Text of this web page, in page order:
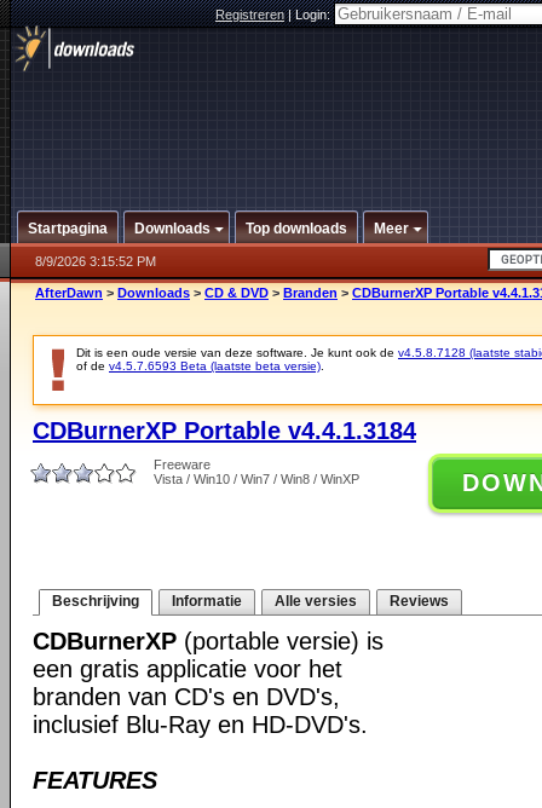
Registreren|Login:
Startpagina Downloads Top downloads Meer
8/9/2026 3:15:52 PM
AfterDawn > Downloads > CD & DVD > Branden > CDBurnerXP Portable
Dit is een oude versie van deze software. Je kunt ook de v4.5.8.7128 (laatste
of de v4.5.7.6593 Beta (laatste beta versie)
CDBurnerXP Portable v4.4.1.3184
Freeware
Vista / Win10 / Win7 / Win8 / WinXP
Beschrijving Informatie Alle versies Reviews
CDBurnerXP (portable versie) is
een gratis applicatie voor het
branden van CD's en DVD's,
inclusief Blu-Ray en HD-DVD's.
FEATURES